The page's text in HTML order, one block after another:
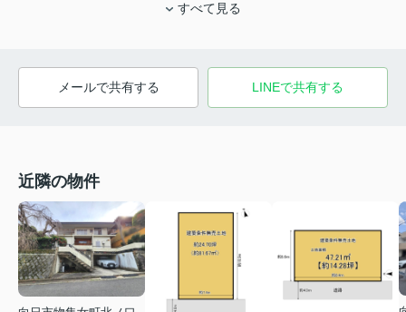
すべて見る
メールで共有する LINEで共有する
近隣の物件